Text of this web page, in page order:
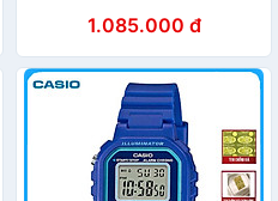
1.085.000 đ